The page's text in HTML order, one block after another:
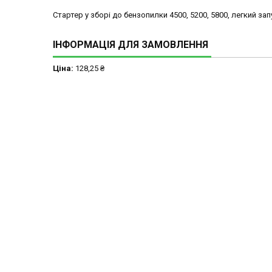
Стартер у зборі до бензопилки 4500, 5200, 5800, легкий
ІНФОРМАЦІЯ ДЛЯ ЗАМОВЛЕННЯ
Ціна: 128,25 ₴